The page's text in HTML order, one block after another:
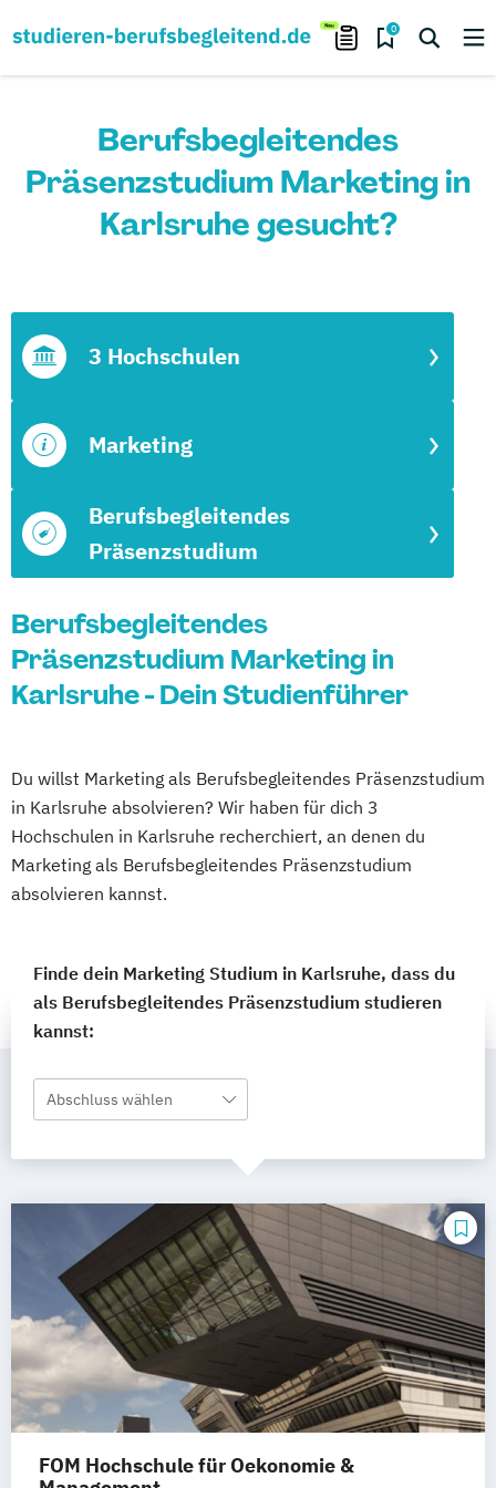
0
Berufsbegleitendes
Präsenzstudium Marketing in
Karlsruhe gesucht?
Berufsbegleitendes
Präsenzstudium
Marketing
3 Hochschulen
Berufsbegleitendes
Präsenzstudium Marketing in
Karlsruhe - Dein Studienführer
Du willst Marketing als Berufsbegleitendes Präsenzstudium
in Karlsruhe absolvieren? Wir haben für dich 3
Hochschulen in Karlsruhe recherchiert, an denen du
Marketing als Berufsbegleitendes Präsenzstudium
absolvieren kannst.
Finde dein Marketing Studium in Karlsruhe, dass du
als Berufsbegleitendes Präsenzstudium studieren
kannst:
Abschluss wählen
FOM Hochschule für Oekonomie &